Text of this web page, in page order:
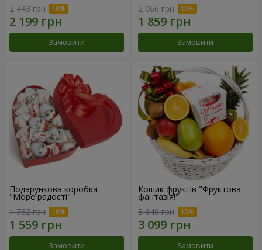
2 443 грн
Замовити
2 066 грн
Замовити
Подарункова коробка
"Море радості"
1 732 грн
Замовити
Кошик фруктів "Фруктова
фантазія!"
3 646 грн
Замовити